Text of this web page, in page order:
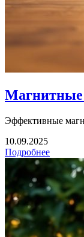
Магнитные
Эффективные
10.09.2025
Подробнее